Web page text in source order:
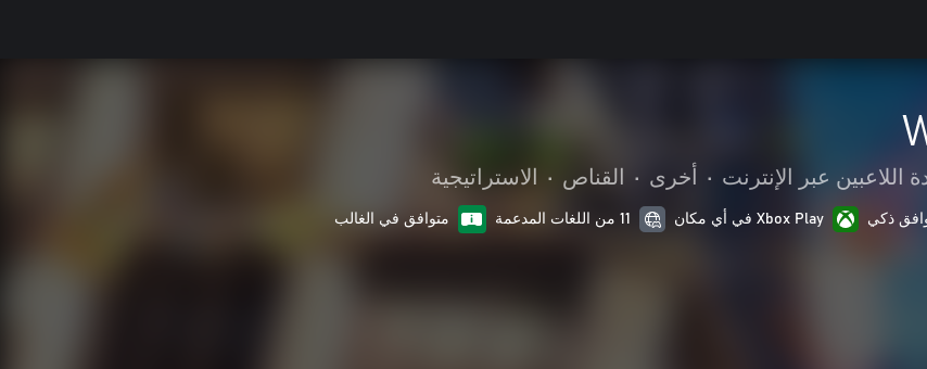
عبر الإنترنت • أخرى • القناص • الاستراتيجية
ذكي Xbox Play في أي مكان 11 من اللغات المدعمة متوافق في الغالب